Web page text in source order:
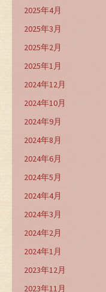
2025年4月
2025年3月
2025年2月
2025年1月
2024年12月
2024年10月
2024年9月
2024年8月
2024年6月
2024年5月
2024年4月
2024年3月
2024年2月
2024年1月
2023年12月
2023年11月